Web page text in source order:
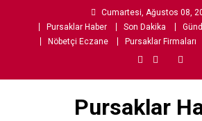
Cumartesi, Ağustos 08,
Pursaklar Haber
Son Dakika
Nöbetçi Eczane
Pursaklar Firmaları
Pursaklar